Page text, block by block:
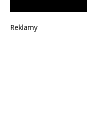
Reklamy